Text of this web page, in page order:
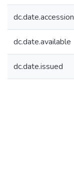
dc.date.available
dc.date.issued